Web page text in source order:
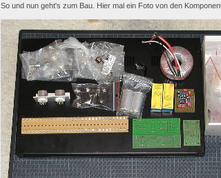
So und nun geht's zum Bau. Hier mal ein Foto von den